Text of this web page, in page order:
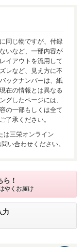
同じ物ですが、付録
いなど、一部内容が
イアウトを流用して
レなど、見え方に不
ックナンバーは、紙
在の情報とは異なる
グしたページには、
の一部もしくは全て
了承ください。
は三栄オンライン
い合わせください。
！
やくお届け
力